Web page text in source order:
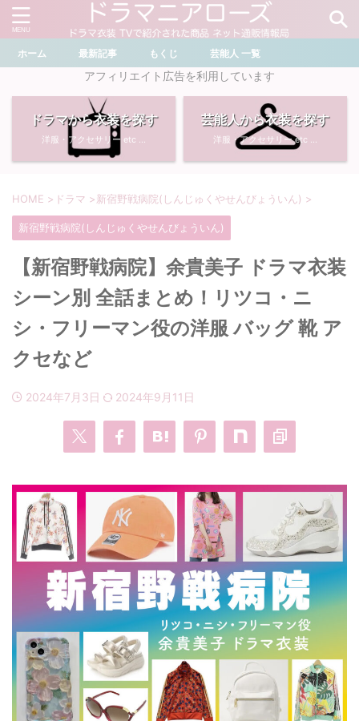
＼ ドラマ・芸能人を検索 ／
おすすめ検索ワード
川口春奈
・石原さとみ
・菜々緒
・堀田真由
多部未華子
・広瀬すず
・あのクズ
無能の鷹
・若草物語
畑芽育
・ 岡崎紗絵
・わたしの宝物
・ライオンの隠れ家
・
・バッグ
・腕時計
ホーム 最新記事 もくじ 芸能人 一覧
アフィリエイト広告を利用しています
ドラマから衣装を探す
洋服・アクセサリー etc ...
芸能人から衣装を探す
洋服・アクセサリー etc ...
HOME > ドラマ >新宿野戦病院(しんじゅくやせんびょういん) >
新宿野戦病院(しんじゅくやせんびょういん)
【新宿野戦病院】余貴美子 ドラマ衣装
シーン別 全話まとめ！リツコ・ニ
シ・フリーマン役の洋服 バッグ 靴 ア
クセなど
2024年7月3日 2024年9月11日